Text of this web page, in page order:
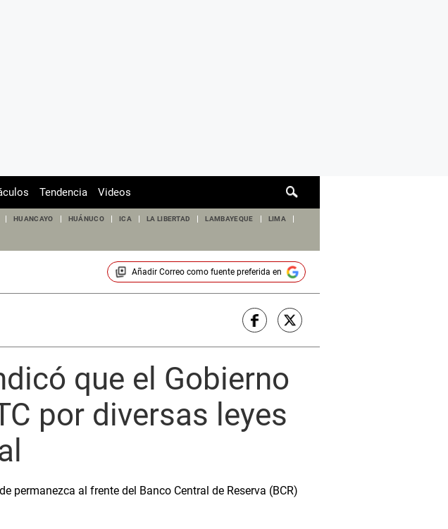
de
Tendencia Videos
HUANCAYO HUÁNUCO ICA LA LIBERTAD LAMBAYEQUE LIMA
Añadir Correocomo fuente preferida en
que el Gobierno
por diversas leyes
permanezca al frente del Banco Central de Reserva (BCR)